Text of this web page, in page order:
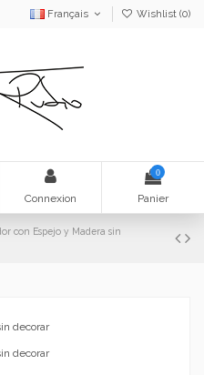
Français Wishlist (0)
Connexion
0
Panier
con Espejo y Madera sin